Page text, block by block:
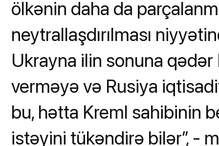
ölkənin daha da
neytrallaşdırılması
Ukrayna ilin sonuna
verməyə və Rusiya
bu, hətta Kreml sahibinin
istəyini tükəndirə bilər”, -